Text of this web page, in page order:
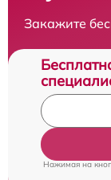
Закажите
Нажимая на